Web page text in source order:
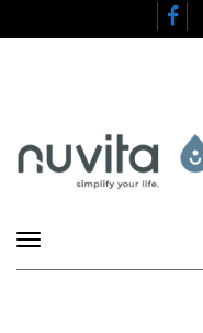
Facebook